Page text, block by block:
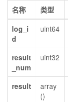
名称 类型
log_i
d
uint64
result
_num
uint32
result
array
()